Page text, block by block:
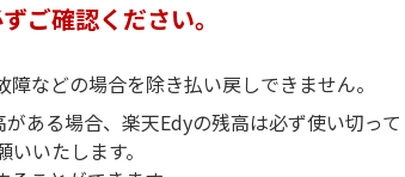
ご確認ください。
などの場合を除き払い戻しできません。
ある場合、楽天Edyの残高は必ず使い切って
いたします。